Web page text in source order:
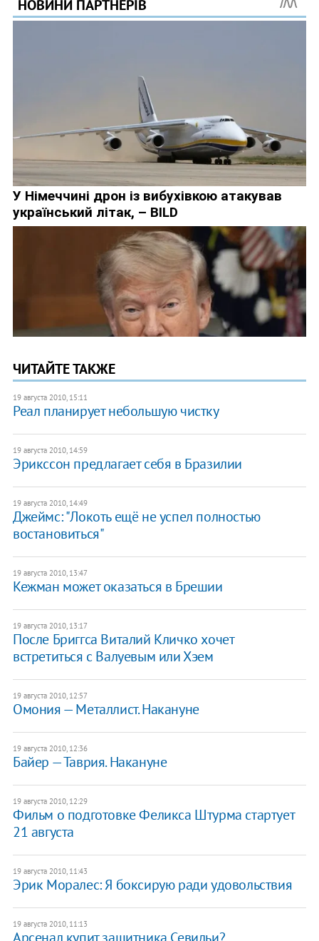
ЧИТАЙТЕ ТАКЖЕ
19 августа 2010, 15:11
Реал планирует небольшую чистку
19 августа 2010, 14:59
Эрикссон предлагает себя в Бразилии
19 августа 2010, 14:49
Джеймс: "Локоть ещё не успел полностью
востановиться"
19 августа 2010, 13:47
Кежман может оказаться в Брешии
19 августа 2010, 13:17
После Бриггса Виталий Кличко хочет
встретиться с Валуевым или Хэем
19 августа 2010, 12:57
Омония — Металлист. Накануне
19 августа 2010, 12:36
Байер — Таврия. Накануне
19 августа 2010, 12:29
Фильм о подготовке Феликса Штурма стартует
21 августа
19 августа 2010, 11:43
Эрик Моралес: Я боксирую ради удовольствия
19 августа 2010, 11:13
Арсенал купит защитника Севильи?